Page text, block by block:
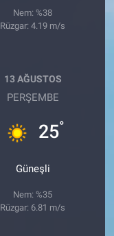
Nem: %38
Rüzgar: 4.19 m/s
13 AĞUSTOS
PERŞEMBE
25°
Güneşli
Nem: %35
Rüzgar: 6.81 m/s